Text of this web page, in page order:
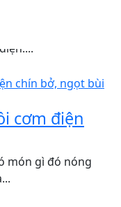
nhưng hầu
cơm điện
món gì đó nóng